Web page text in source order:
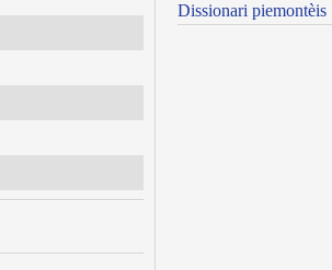
Dissionari piemontèis